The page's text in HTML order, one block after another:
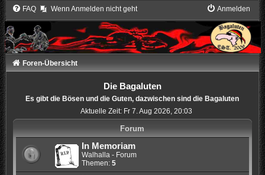
FAQ Wenn Anmelden nicht geht Anmelden
Foren-Übersicht
Die Bagaluten
Es gibt die Bösen und die Guten, dazwischen sind die Bagaluten
Aktuelle Zeit: Fr 7. Aug 2026, 20:03
Forum
In Memoriam
Walhalla - Forum
Themen: 5